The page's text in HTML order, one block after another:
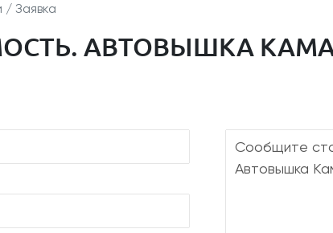
/ Заявка
АВТОВЫШКА КАМАЗ